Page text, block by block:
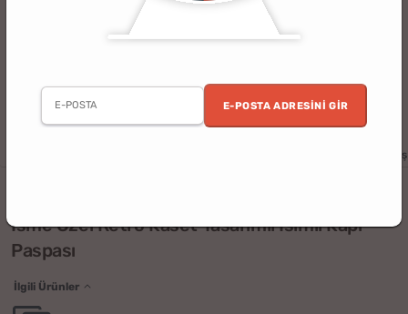
E-POSTA ADRESINI GIR
Kardeş
İsme Özel Retro Kaset Tasarımlı İsimli Kapı
Paspası
İlgili Ürünler